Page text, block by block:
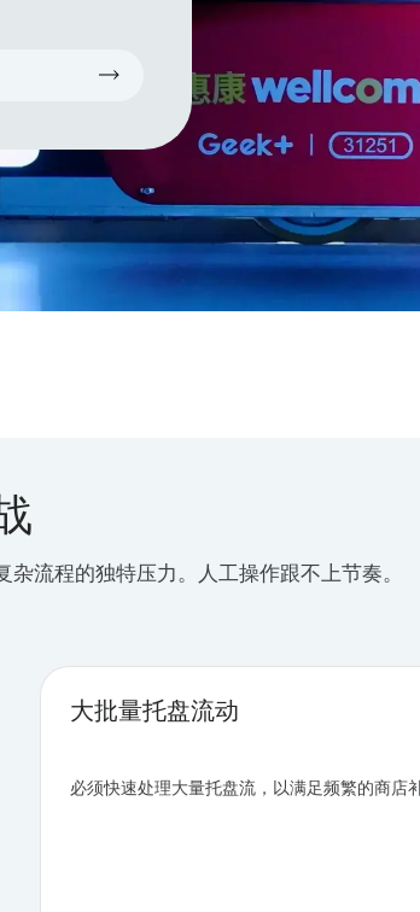
流程的独特压力。人工操作跟不上节奏。
大批量托盘流动
必须快速处理大量托盘流，以满足频繁的商店